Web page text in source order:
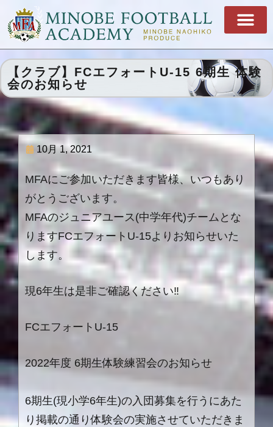
【クラブ】FCエフォートU-15 6期生 体験
会のお知らせ
10月 1, 2021
MFAにご参加いただきます皆様、いつもあり
がとうございます。
MFAのジュニアユース(中学年代)チームとな
りますFCエフォートU-15よりお知らせいた
します。
現6年生は是非ご確認ください‼
FCエフォートU-15
2022年度 6期生体験練習会のお知らせ
6期生(現小学6年生)の入団募集を行うにあた
り掲載の通り体験会の実施させていただきま